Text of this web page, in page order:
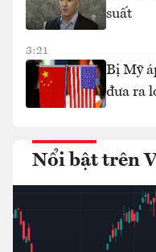
suất
3:21
Bị Mỹ
đưa ra
Nổi bật trên